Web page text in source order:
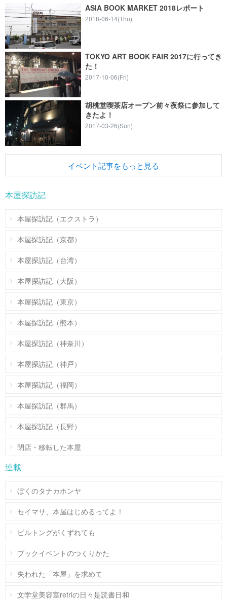
ASIA BOOK MARKET 2018レポート
2018-06-14(Thu)
TOKYO ART BOOK FAIR 2017に行ってき
た！
2017-10-06(Fri)
胡桃堂喫茶店オープン前々夜祭に参加して
きたよ！
2017-03-26(Sun)
イベント記事をもっと見る
本屋探訪記
本屋探訪記（エクストラ）
本屋探訪記（京都）
本屋探訪記（台湾）
本屋探訪記（大阪）
本屋探訪記（東京）
本屋探訪記（熊本）
本屋探訪記（神奈川）
本屋探訪記（神戸）
本屋探訪記（福岡）
本屋探訪記（群馬）
本屋探訪記（長野）
閉店・移転した本屋
連載
ぼくのタナカホンヤ
セイマサ、本屋はじめるってよ！
ビルトングがくずれても
ブックイベントのつくりかた
失われた「本屋」を求めて
文学堂美容室retriの日々是読書日和